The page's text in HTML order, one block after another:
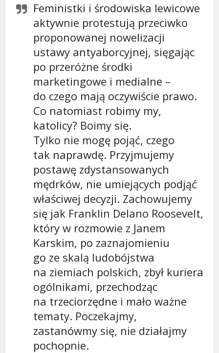
Feministki i środowiska lewicowe
aktywnie protestują przeciwko
proponowanej nowelizacji
ustawy antyaborcyjnej, sięgając
po przeróżne środki
marketingowe i medialne –
do czego mają oczywiście prawo.
Co natomiast robimy my,
katolicy? Boimy się.
Tylko nie mogę pojąć, czego
tak naprawdę. Przyjmujemy
postawę zdystansowanych
mędrków, nie umiejących podjąć
właściwej decyzji. Zachowujemy
się jak Franklin Delano Roosevelt,
który w rozmowie z Janem
Karskim, po zaznajomieniu
go ze skalą ludobójstwa
na ziemiach polskich, zbył kuriera
ogólnikami, przechodząc
na trzeciorzędne i mało ważne
tematy. Poczekajmy,
zastanówmy się, nie działajmy
pochopnie.